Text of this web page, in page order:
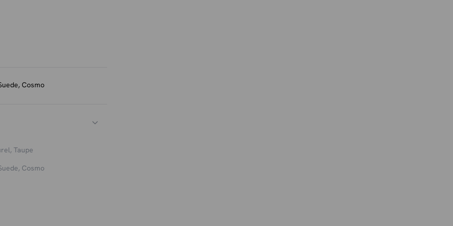
zit maken Sam perfect
woonstijlen. De
Cosmo
Taupe
Cosmo